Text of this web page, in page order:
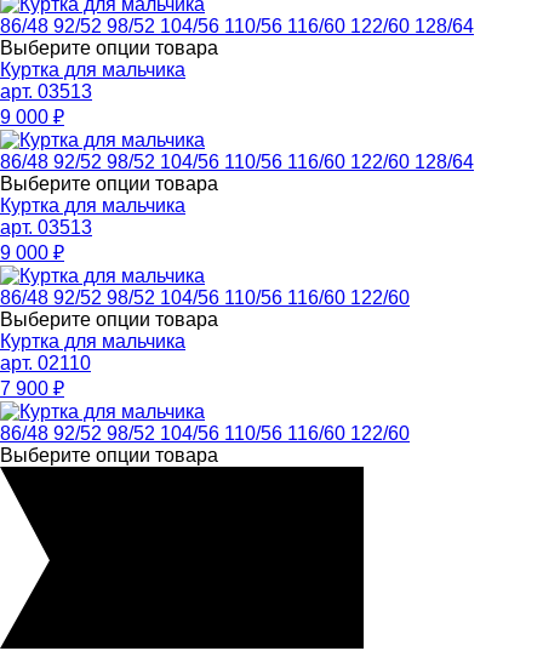
86/48 92/52 98/52 104/56 110/56 116/60 122/60 128/64
Выберите опции товара
Куртка для мальчика
арт. 03513
9 000 ₽
86/48 92/52 98/52 104/56 110/56 116/60 122/60 128/64
Выберите опции товара
Куртка для мальчика
арт. 03513
9 000 ₽
86/48 92/52 98/52 104/56 110/56 116/60 122/60
Выберите опции товара
Куртка для мальчика
арт. 02110
7 900 ₽
86/48 92/52 98/52 104/56 110/56 116/60 122/60
Выберите опции товара